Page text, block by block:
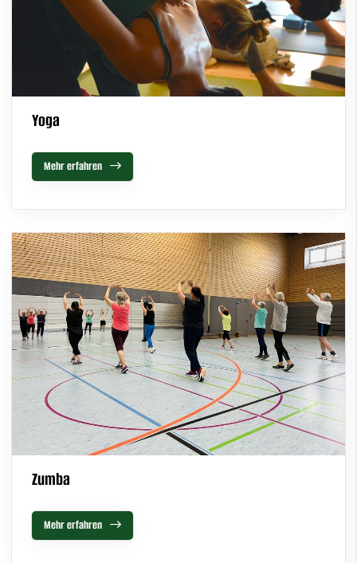
Yoga
Mehr erfahren
Zumba
Mehr erfahren